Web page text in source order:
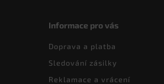
Informace pro vás
Doprava a platba
Sledování zásilky
Reklamace a vrácení